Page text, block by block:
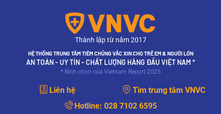
Thành lập từ năm 2017
HỆ THỐNG TRUNG TÂM TIÊM CHỦNG VẮC XIN CHO TRẺ EM & NGƯỜI LỚN
AN TOÀN - UY TÍN - CHẤT LƯỢNG HÀNG ĐẦU VIỆT NAM *
* Bình chọn của Vietnam Report 2025
Liên hệ
Tìm trung tâm VNVC
Hotline: 028 7102 6595